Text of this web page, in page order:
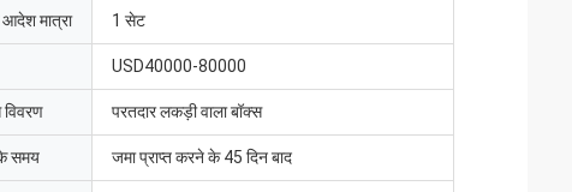
मात्रा 1 सेट
USD40000-80000
परतदार लकड़ी वाला बॉक्स
समय जमा प्राप्त करने के 45 दिन बाद